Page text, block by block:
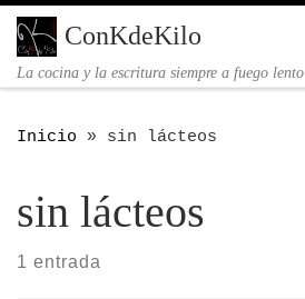
Saltar al contenido
ConKdeKilo
La cocina y la escritura siempre a fuego lento
Inicio » sin lácteos
sin lácteos
1 entrada